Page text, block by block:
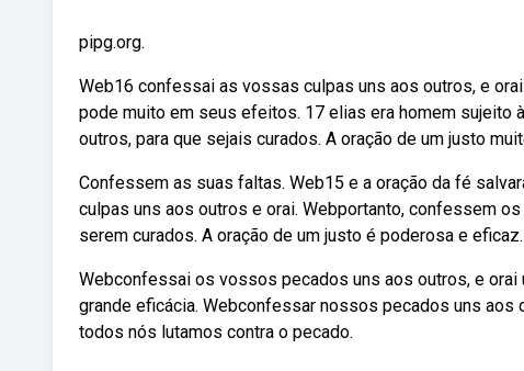
pipg.org.
Web16 confessai as vossas culpas uns aos outros, e
pode muito em seus efeitos. 17 elias era homem sujeito
outros, para que sejais curados. A oração de um justo
Confessem as suas faltas. Web15 e a oração da fé
culpas uns aos outros e orai. Webportanto, confessem
serem curados. A oração de um justo é poderosa e eficaz.
Webconfessai os vossos pecados uns aos outros, e
grande eficácia. Webconfessar nossos pecados uns
todos nós lutamos contra o pecado.